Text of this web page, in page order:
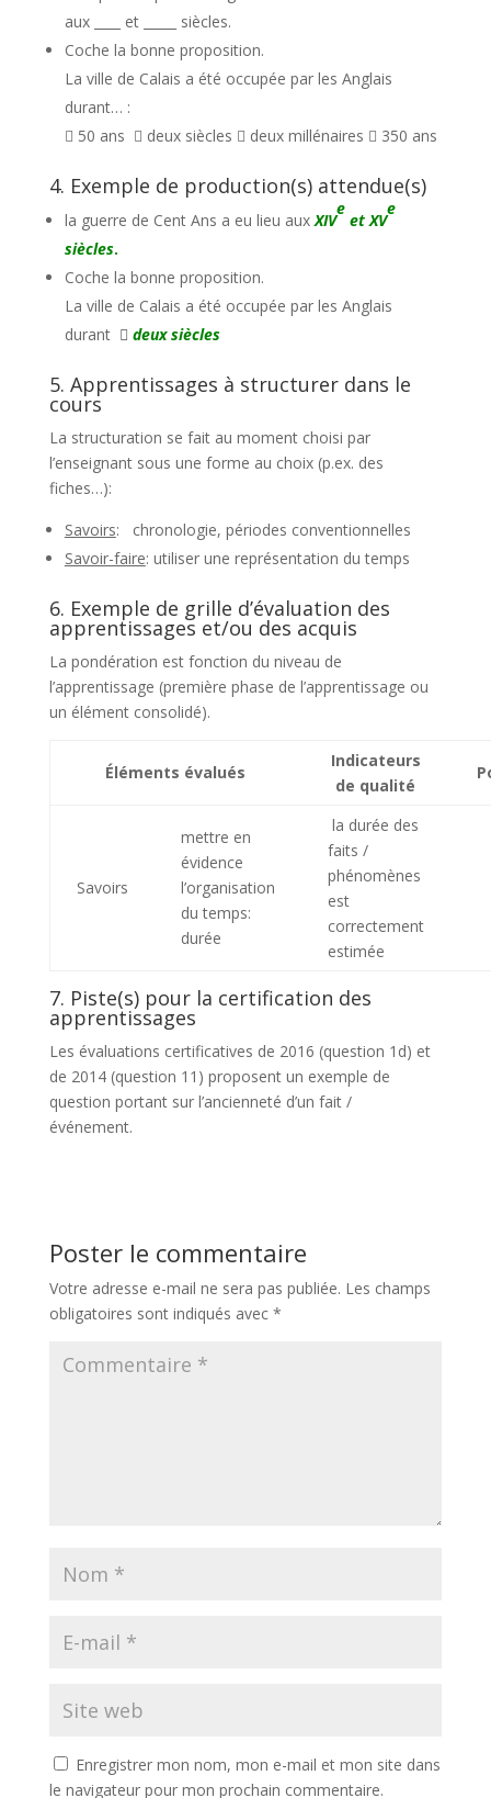
aux ____ et _____ siècles.
Coche la bonne proposition.
La ville de Calais a été occupée par les Anglais
durant… :
 50 ans  deux siècles  deux millénaires  350 ans
4. Exemple de production(s) attendue(s)
la guerre de Cent Ans a eu lieu auxXIV
e
et XV
e
siècles.
Coche la bonne proposition.
La ville de Calais a été occupée par les Anglais
durant  deux siècles
5. Apprentissages à structurer dans le
cours
La structuration se fait au moment choisi par
l’enseignant sous une forme au choix (p.ex. des
fiches…):
Savoirs: chronologie, périodes conventionnelles
Savoir-faire: utiliser une représentation du temps
6. Exemple de grille d’évaluation des
apprentissages et/ou des acquis
La pondération est fonction du niveau de
l’apprentissage (première phase de l’apprentissage ou
un élément consolidé).
Éléments évalués
Indicateurs
de qualité
Savoirs
mettre en
évidence
l’organisation
du temps:
durée
la durée des
faits /
phénomènes
est
correctement
estimée
7. Piste(s) pour la certification des
apprentissages
Les évaluations certificatives de 2016 (question 1d) et
de 2014 (question 11) proposent un exemple de
question portant sur l’ancienneté d’un fait /
événement.
Poster le commentaire
Votre adresse e-mail ne sera pas publiée. Les champs
obligatoires sont indiqués avec *
Enregistrer mon nom, mon e-mail et mon site dans
le navigateur pour mon prochain commentaire.